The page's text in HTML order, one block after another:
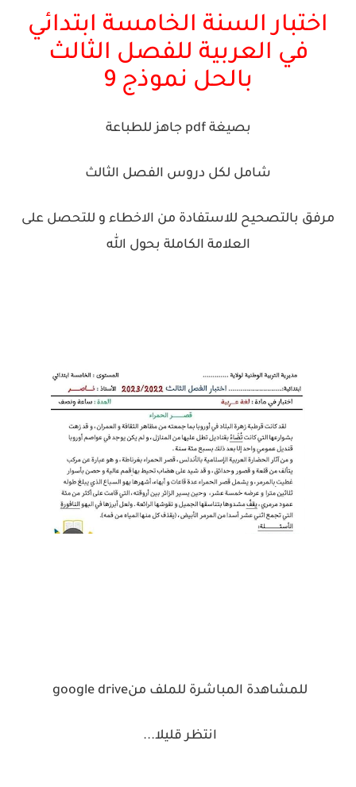
اختبار السنة الخامسة ابتدائي
في العربية للفصل الثالث
بالحل نموذج 9
بصيغة pdf جاهز للطباعة
شامل لكل دروس الفصل الثالث
مرفق بالتصحيح للاستفادة من الاخطاء و للتحصل على
العلامة الكاملة بحول الله
للمشاهدة المباشرة للملف منgoogle drive
انتظر قليلا...